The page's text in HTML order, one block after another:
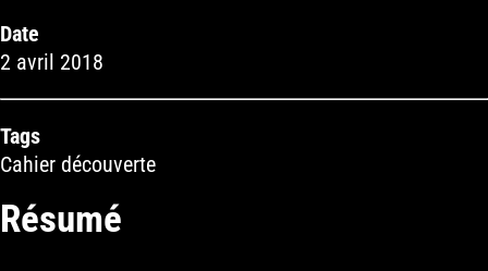
Date
2 avril 2018
Tags
Cahier découverte
Résumé